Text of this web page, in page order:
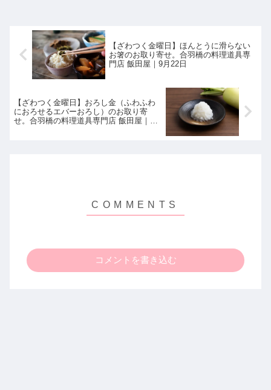
【ざわつく金曜日】ほんとうに滑らない
お箸のお取り寄せ。合羽橋の料理道具専
門店 飯田屋｜9月22日
【ざわつく金曜日】おろし金（ふわふわ
におろせるエバーおろし）のお取り寄
せ。合羽橋の料理道具専門店 飯田屋｜9月
コメントを書き込む